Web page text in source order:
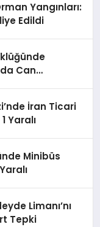
Yangınları:
Edildi
Can
İran Ticari
Yaralı
Minibüs
Limanı’nı
Tepki